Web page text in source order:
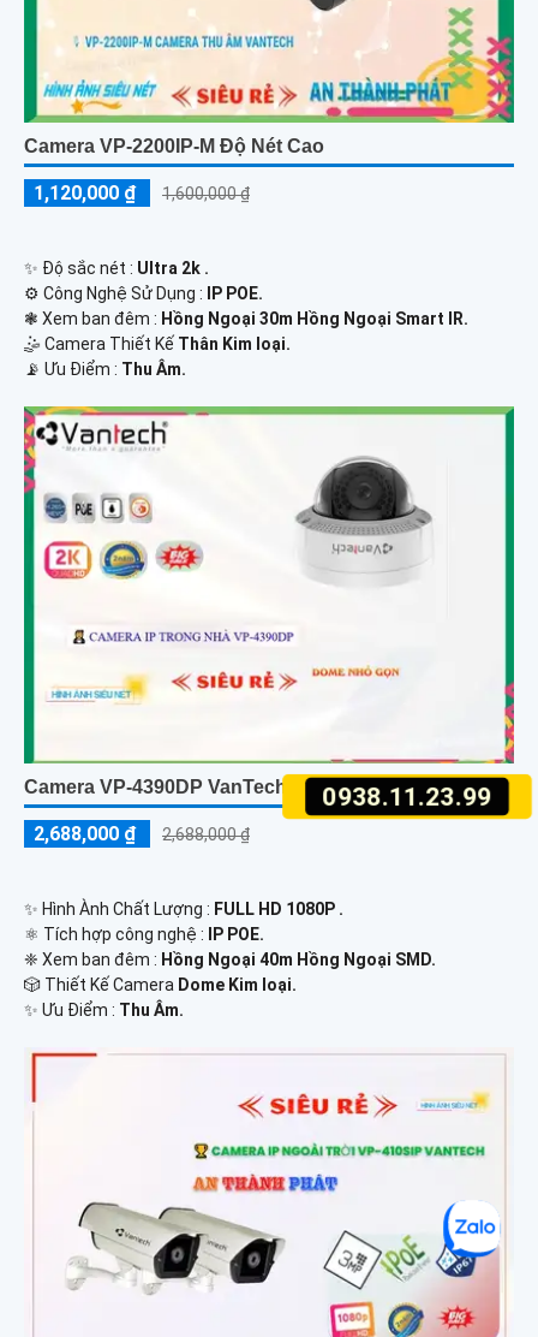
0938.11.23.99
Camera VP-2200IP-M Độ Nét Cao
1,120,000 ₫ 1,600,000 ₫
✨ Độ sắc nét : Ultra 2k .
⚙ Công Nghệ Sử Dụng :
IP POE.
❃ Xem ban đêm : Hồng Ngoại 30m Hồng Ngoại Smart IR.
🤹 Camera Thiết Kế Thân Kim loại.
️📡 Ưu Điểm : Thu Âm.
Camera VP-4390DP VanTech
2,688,000 ₫ 2,688,000 ₫
✨ Hình Ành Chất Lượng : FULL HD 1080P .
⚛️ Tích hợp công nghệ :
IP POE.
❈ Xem ban đêm : Hồng Ngoại 40m Hồng Ngoại SMD.
🎲 Thiết Kế Camera Dome Kim loại.
️✨ Ưu Điểm : Thu Âm.